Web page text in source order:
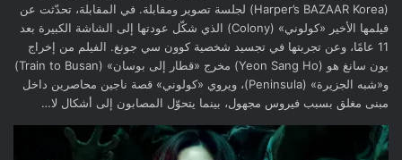
(Harper’s BAZAAR Korea) لجلسة تصوير ومقابلة. في المقابلة، تحدّثت عن
فيلمها الأخير «كولوني» (Colony) الذي شكّل عودتها إلى الشاشة الكبيرة بعد
11 عامًا، وعن تجربتها في تجسيد شخصية كوون سي جونغ. الفيلم من إخراج
يون سانغ هو (Yeon Sang Ho) مخرج «قطار إلى بوسان» (Train to Busan)
و«شبه الجزيرة» (Peninsula)، ويروي «كولوني» قصة ناجين محاصرين داخل
مبنى مغلق بسبب فيروس مجهول، بينما يتحوّل المصابون إلى أشكال لا…